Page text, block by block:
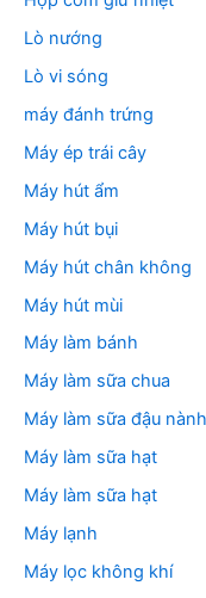
Lò nướng
Lò vi sóng
máy đánh trứng
Máy ép trái cây
Máy hút ẩm
Máy hút bụi
Máy hút chân không
Máy hút mùi
Máy làm bánh
Máy làm sữa chua
Máy làm sữa đậu nành
Máy làm sữa hạt
Máy làm sữa hạt
Máy lạnh
Máy lọc không khí